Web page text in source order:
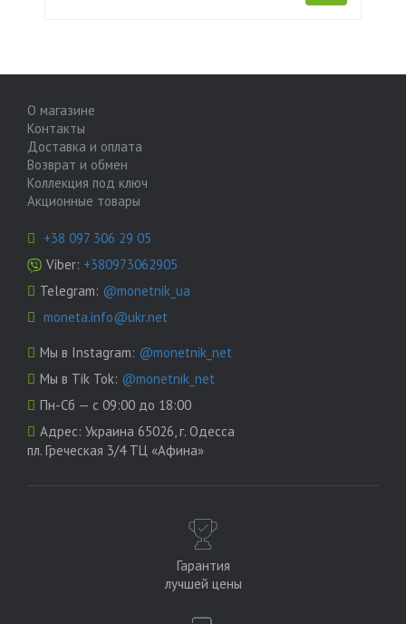
О магазине
Контакты
Доставка и оплата
Возврат и обмен
Коллекция под ключ
Акционные товары
+38 097 306 29 05
Viber: +380973062905
Telegram: @monetnik_ua
moneta.info@ukr.net
Мы в Instagram: @monetnik_net
Мы в Tik Tok: @monetnik_net
Пн-Сб — с 09:00 до 18:00
Адрес: Украина 65026, г. Одесса
пл. Греческая 3/4 ТЦ «Афина»
Гарантия
лучшей цены